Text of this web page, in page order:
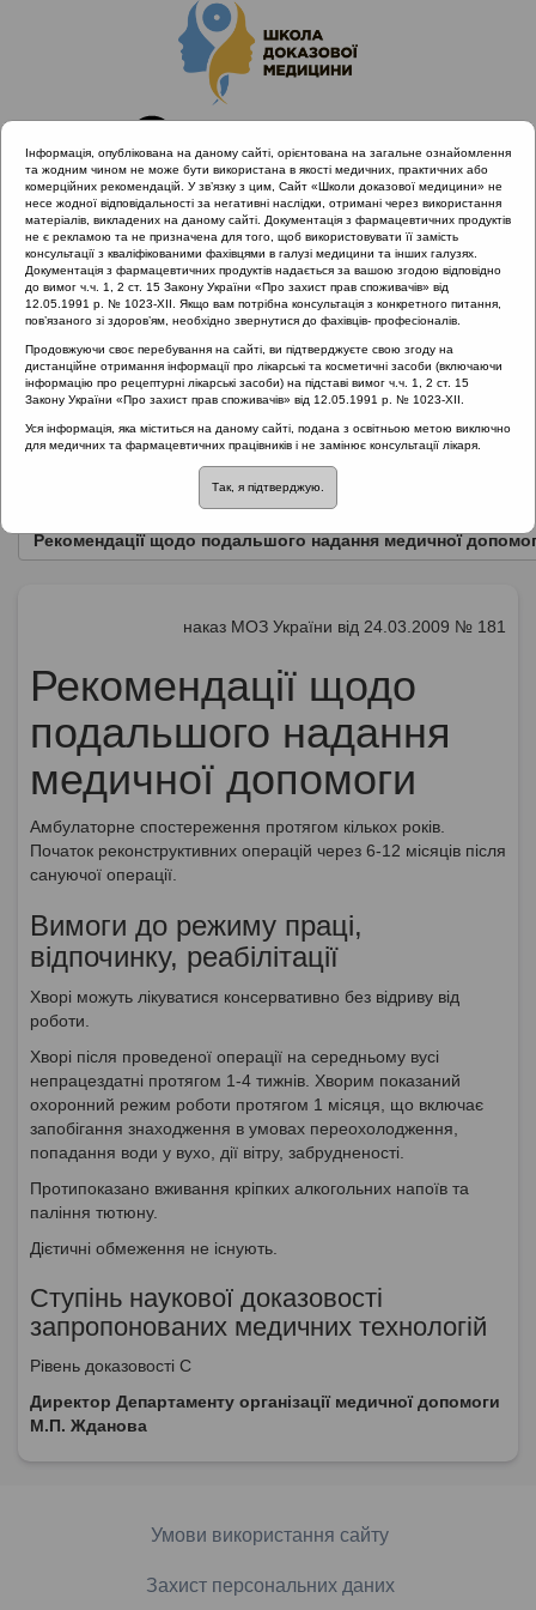
Головна Нормативні документи Гоcтрий отит
Рубрика:
Гоcтрий отит
Назва:
Протокол надання медичної допомоги хворим з
хронічним туботимпанальним гнійним середнім отитом
Рекомендації щодо подальшого надання медичної
наказ МОЗ України від 24.03.2009 № 181
Рекомендації щодо
подальшого надання
медичної допомоги
Амбулаторне спостереження протягом кількох років.
Початок реконструктивних операцій через 6-12 місяців після
сануючої операції.
Вимоги до режиму праці,
відпочинку, реабілітації
Хворі можуть лікуватися консервативно без відриву від
роботи.
Хворі після проведеної операції на середньому вусі
непрацездатні протягом 1-4 тижнів. Хворим показаний
охоронний режим роботи протягом 1 місяця, що включає
запобігання знаходження в умовах переохолодження,
попадання води у вухо, дії вітру, забрудненості.
Протипоказано вживання кріпких алкогольних напоїв та
паління тютюну.
Дієтичні обмеження не існують.
Ступінь наукової доказовості
запропонованих медичних технологій
Рівень доказовості С
Директор Департаменту організації медичної допомоги
М.П. Жданова
Умови використання сайту
Захист персональних даних
Інформація, опублікована на даному сайті, орієнтована на загальне ознайомлення
та жодним чином не може бути використана в якості медичних, практичних або
комерційних рекомендацій. У зв’язку з цим, Сайт «Школи доказової медицини» не
несе жодної відповідальності за негативні наслідки, отримані через використання
матеріалів, викладених на даному сайті. Документація з фармацевтичних продуктів
не є рекламою та не призначена для того, щоб використовувати її замість
консультації з кваліфікованими фахівцями в галузі медицини та інших галузях.
Документація з фармацевтичних продуктів надається за вашою згодою відповідно
до вимог ч.ч. 1, 2 ст. 15 Закону України «Про захист прав споживачів» від
12.05.1991 р. № 1023-XII. Якщо вам потрібна консультація з конкретного питання,
пов’язаного зі здоров’ям, необхідно звернутися до фахівців- професіоналів.
Продовжуючи своє перебування на сайті, ви підтверджуєте свою згоду на
дистанційне отримання інформації про лікарські та косметичні засоби (включаючи
інформацію про рецептурні лікарські засоби) на підставі вимог ч.ч. 1, 2 ст. 15
Закону України «Про захист прав споживачів» від 12.05.1991 р. № 1023-XII.
Уся інформація, яка міститься на даному сайті, подана з освітньою метою виключно
для медичних та фармацевтичних працівників і не замінює консультації лікаря.
Так, я підтверджую.